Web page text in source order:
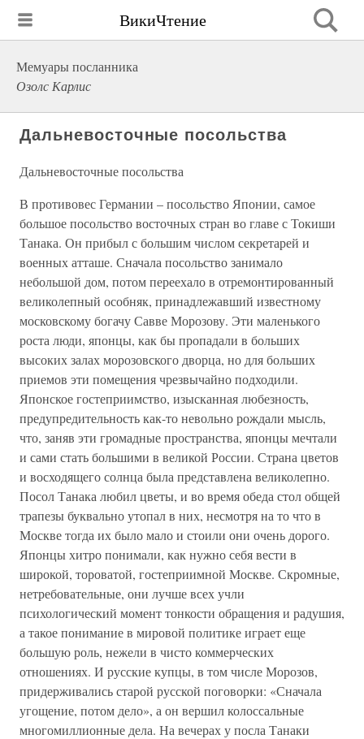
ВикиЧтение
Мемуары посланника
Озолс Карлис
Дальневосточные посольства
Дальневосточные посольства
В противовес Германии – посольство Японии, самое
большое посольство восточных стран во главе с Токиши
Танака. Он прибыл с большим числом секретарей и
военных атташе. Сначала посольство занимало
небольшой дом, потом переехало в отремонтированный
великолепный особняк, принадлежавший известному
московскому богачу Савве Морозову. Эти маленького
роста люди, японцы, как бы пропадали в больших
высоких залах морозовского дворца, но для больших
приемов эти помещения чрезвычайно подходили.
Японское гостеприимство, изысканная любезность,
предупредительность как-то невольно рождали мысль,
что, заняв эти громадные пространства, японцы мечтали
и сами стать большими в великой России. Страна цветов
и восходящего солнца была представлена великолепно.
Посол Танака любил цветы, и во время обеда стол общей
трапезы буквально утопал в них, несмотря на то что в
Москве тогда их было мало и стоили они очень дорого.
Японцы хитро понимали, как нужно себя вести в
широкой, тороватой, гостеприимной Москве. Скромные,
нетребовательные, они лучше всех учли
психологический момент тонкости обращения и радушия,
а такое понимание в мировой политике играет еще
большую роль, нежели в чисто коммерческих
отношениях. И русские купцы, в том числе Морозов,
придерживались старой русской поговорки: «Сначала
угощение, потом дело», а он вершил колоссальные
многомиллионные дела. На вечерах у посла Танаки